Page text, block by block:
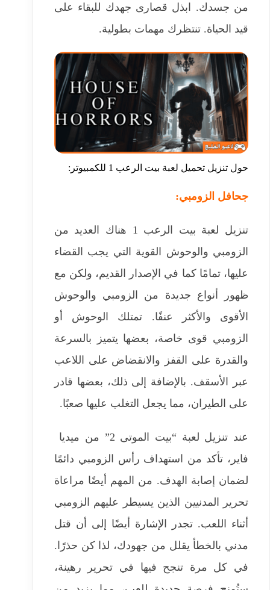
من جسدك. ابذل قصارى جهدك للبقاء على
قيد الحياة. تنتظرك مهمات بطولية.
حول تنزيل تحميل لعبة بيت الرعب 1 للكمبيوتر:
جحافل الزومبي:
تنزيل لعبة بيت الرعب 1 هناك العديد من
الزومبي والوحوش القوية التي يجب القضاء
عليها، تمامًا كما في الإصدار القديم، ولكن مع
ظهور أنواع جديدة من الزومبي والوحوش
الأقوى والأكثر عنفًا. تمتلك الوحوش أو
الزومبي قوى خاصة، بعضها يتميز بالسرعة
والقدرة على القفز والانقضاض على اللاعب
عبر الأسقف. بالإضافة إلى ذلك، بعضها قادر
على الطيران، مما يجعل التغلب عليها صعبًا.
عند تنزيل لعبة “بيت الموتى 2” من ميديا ​​
فاير، تأكد من استهداف رأس الزومبي دائمًا
لضمان إصابة الهدف. من المهم أيضًا مراعاة
تحرير المدنيين الذين يسيطر عليهم الزومبي
أثناء اللعب. تجدر الإشارة أيضًا إلى أن قتل
مدني بالخطأ يقلل من جهودك، لذا كن حذرًا.
في كل مرة تنجح فيها في تحرير رهينة،